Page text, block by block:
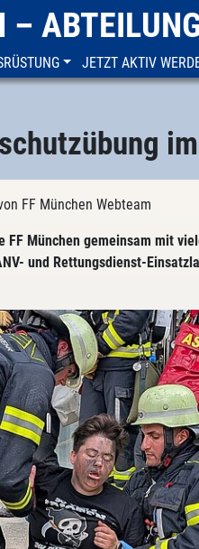
–
JETZT AKTIV
FF München Webteam
FF München gemeinsam mit
und Rettungsdienst-